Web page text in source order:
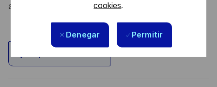
cookies.
Denegar Permitir
atout. Postulez et rejoignez nous !